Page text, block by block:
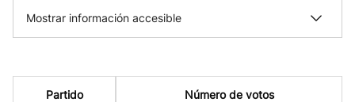
Mostrar información accesible
Partido Número de votos